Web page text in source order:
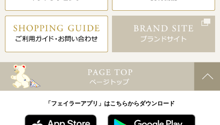
「フェイラーアプリ」はこちらからダウンロード